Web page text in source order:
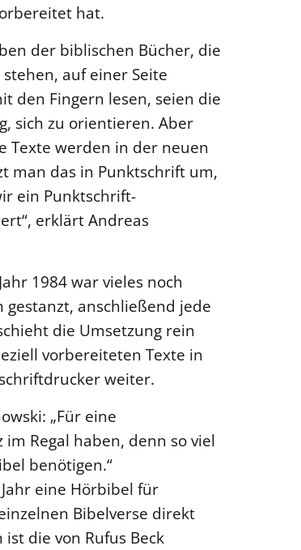
hat.
der biblischen Bücher, die
auf einer Seite
den Fingern lesen, seien die
sich zu orientieren. Aber
Texte werden in der neuen
man das in Punktschrift um,
ein Punktschrift-
erklärt Andreas
1984 war vieles noch
anschließend jede
die Umsetzung rein
vorbereiteten Texte in
weiter.
„Für eine
Regal haben, denn so viel
benötigen.“
eine Hörbibel für
Bibelverse direkt
die von Rufus Beck